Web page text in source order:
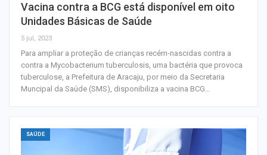
Vacina contra a BCG está disponível em oito
Unidades Básicas de Saúde
5 jul, 2023
Para ampliar a proteção de crianças recém-nascidas contra a
contra a Mycobacterium tuberculosis, uma bactéria que provoca
tuberculose, a Prefeitura de Aracaju, por meio da Secretaria
Muncipal da Saúde (SMS), disponibiliza a vacina BCG…
SAÚDE